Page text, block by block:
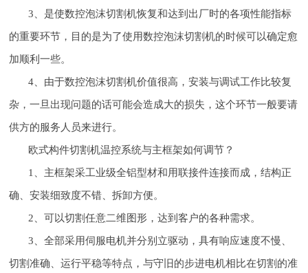
3、是使数控泡沫切割机恢复和达到出厂时的各项性能指标
的重要环节，目的是为了使用数控泡沫切割机的时候可以确定愈
加顺利一些。
4、由于数控泡沫切割机价值很高，安装与调试工作比较复
杂，一旦出现问题的话可能会造成大的损失，这个环节一般要请
供方的服务人员来进行。
欧式构件切割机温控系统与主框架如何调节？
1、主框架采工业级全铝型材和用联接件连接而成，结构正
确、安装细致度不错、拆卸方便。
2、可以切割任意二维图形，达到客户的各种需求。
3、全部采用伺服电机并分别立驱动，具有响应速度不慢、
切割准确、运行平稳等特点，与守旧的步进电机相比在切割的准